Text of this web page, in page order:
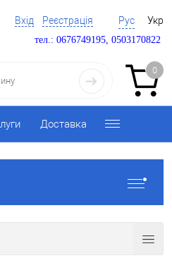
Вхід Реєстрація Рус Укр
тел.: 0676749195, 0503170822
0
Доставка